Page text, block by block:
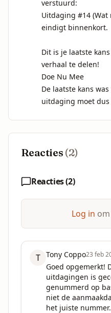
verstuurd:
Uitdaging #14
eindigt binnenkort.
Dit is je laatste
verhaal te delen!
Doe Nu Mee
De laatste kans
uitdaging moet dus
Reacties (2)
Reacties (2)
Log in
T Tony Coppo23 feb
Goed opgemerkt!
uitdagingen is
genummerd op
niet de
het juiste